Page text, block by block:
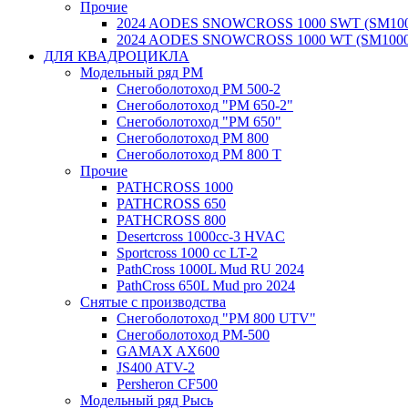
Прочие
2024 AODES SNOWCROSS 1000 SWT
2024 AODES SNOWCROSS 1000 WT
ДЛЯ КВАДРОЦИКЛА
Модельный ряд РМ
Снегоболотоход РМ 500-2
Снегоболотоход "РМ 650-2"
Снегоболотоход "РМ 650"
Снегоболотоход РМ 800
Снегоболотоход РМ 800 Т
Прочие
PATHCROSS 1000
PATHCROSS 650
PATHCROSS 800
Desertcross 1000cc-3 HVAC
Sportcross 1000 cc LT-2
PathCross 1000L Mud RU 2024
PathCross 650L Mud pro 2024
Снятые с производства
Снегоболотоход "РМ 800 UTV"
Снегоболотоход РМ-500
GAMAX AX600
JS400 ATV-2
Persheron CF500
Модельный ряд Рысь